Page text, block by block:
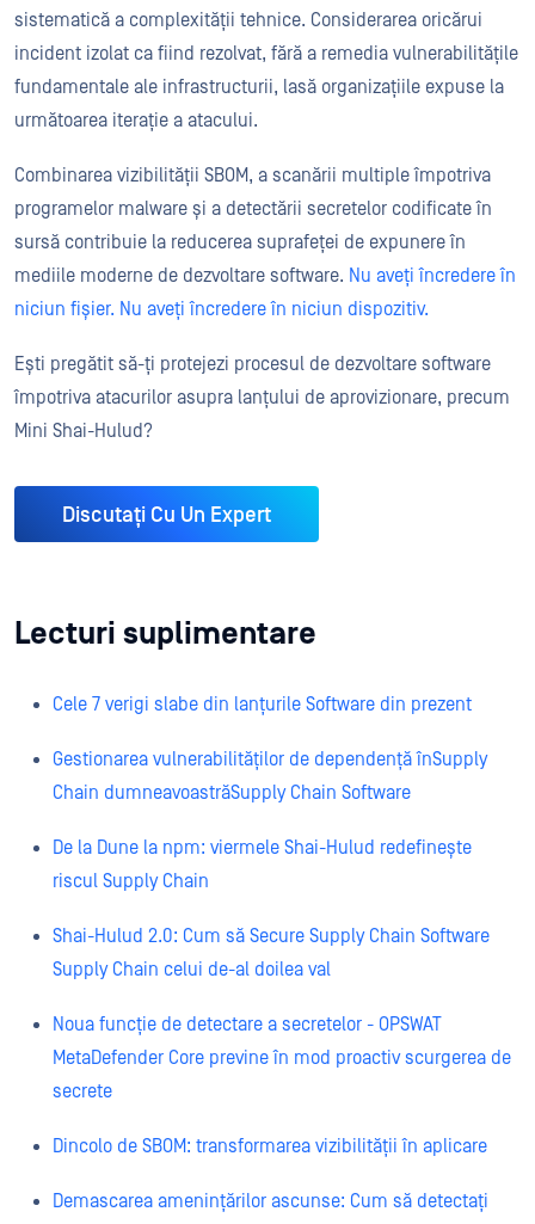
sistematică a complexității tehnice. Considerarea oricărui
incident izolat ca fiind rezolvat, fără a remedia vulnerabilitățile
fundamentale ale infrastructurii, lasă organizațiile expuse la
următoarea iterație a atacului.
Combinarea vizibilității SBOM, a scanării multiple împotriva
programelor malware și a detectării secretelor codificate în
sursă contribuie la reducerea suprafeței de expunere în
mediile moderne de dezvoltare software. Nu aveți încredere în
niciun fișier. Nu aveți încredere în niciun dispozitiv.
Ești pregătit să-ți protejezi procesul de dezvoltare software
împotriva atacurilor asupra lanțului de aprovizionare, precum
Mini Shai-Hulud?
Discutați Cu Un Expert
Lecturi suplimentare
Cele 7 verigi slabe din lanțurile Software din prezent
Gestionarea vulnerabilităților de dependență înSupply
Chain dumneavoastrăSupply Chain Software
De la Dune la npm: viermele Shai-Hulud redefinește
riscul Supply Chain
Shai-Hulud 2.0: Cum să Secure Supply Chain Software
Supply Chain celui de-al doilea val
Noua funcție de detectare a secretelor - OPSWAT
MetaDefender Core previne în mod proactiv scurgerea de
secrete
Dincolo de SBOM: transformarea vizibilității în aplicare
Demascarea amenințărilor ascunse: Cum să detectați